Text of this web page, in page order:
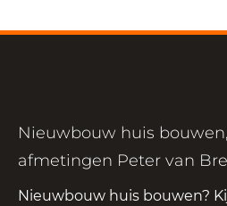
Nieuwbouw huis
afmetingen Peter van
Nieuwbouw huis bouwen?